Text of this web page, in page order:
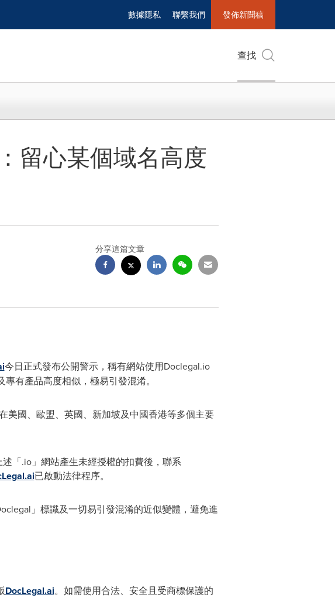
數據隱私 聯繫我們 發佈新聞稿
查找
留心某個域名高度
分享這篇文章
今日正式發布公開警示，稱有網站使用Doclegal.io
專有產品高度相似，極易引發混淆。
美國、歐盟、英國、新加坡及中國香港等多個主要
「.io」網站產生未經授權的扣費後，聯系
已啟動法律程序。
」標識及一切易引發混淆的近似變體，避免進
DocLegal.ai。如需使用合法、安全且受商標保護的